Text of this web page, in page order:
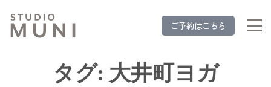
ご予約はこちら
タグ: 大井町ヨガ